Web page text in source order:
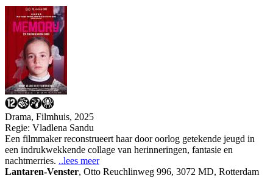
Drama, Filmhuis, 2025
Regie: Vladlena Sandu
Een filmmaker reconstrueert haar door oorlog getekende jeugd in
een indrukwekkende collage van herinneringen, fantasie en
nachtmerries. ..lees meer
Lantaren-Venster, Otto Reuchlinweg 996, 3072 MD, Rotterdam